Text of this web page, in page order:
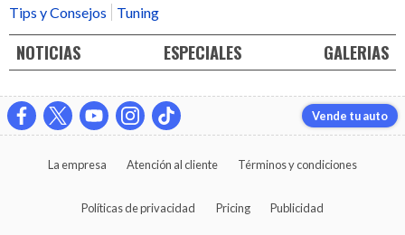
Tips y Consejos
Tuning
NOTICIAS ESPECIALES GALERIAS
Vende tu auto
La empresa Atención al cliente Términos y condiciones
Políticas de privacidad Pricing Publicidad